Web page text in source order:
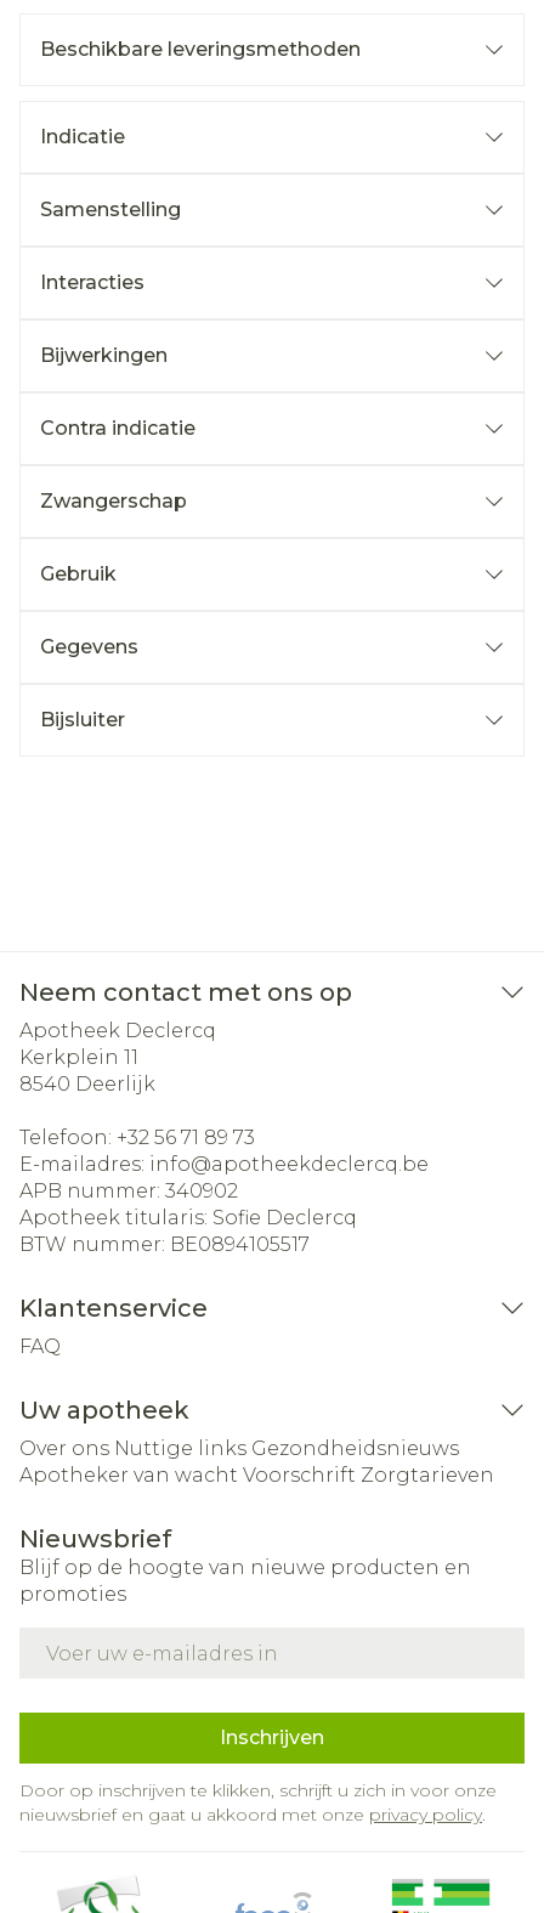
Beschikbare leveringsmethoden
Indicatie
Samenstelling
Interacties
Bijwerkingen
Contra indicatie
Zwangerschap
Gebruik
Gegevens
Bijsluiter
Neem contact met ons op
Apotheek Declercq
Kerkplein 11
8540 Deerlijk
Telefoon: +32 56 71 89 73
E-mailadres: info@apotheekdeclercq.be
APB nummer: 340902
Apotheek titularis: Sofie Declercq
BTW nummer: BE0894105517
Klantenservice
FAQ
Uw apotheek
Over ons Nuttige links Gezondheidsnieuws
Apotheker van wacht Voorschrift Zorgtarieven
Nieuwsbrief
Blijf op de hoogte van nieuwe producten en
promoties
Inschrijven
Door op inschrijven te klikken, schrijft u zich in voor onze
nieuwsbrief en gaat u akkoord met onze privacy policy.